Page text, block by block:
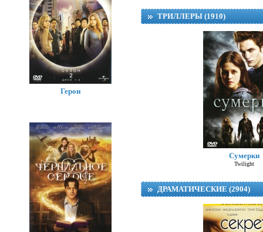
ТРИЛЛЕРЫ (1910)
Сумерки
Twilight
ДРАМАТИЧЕСКИЕ (2904)
Герои